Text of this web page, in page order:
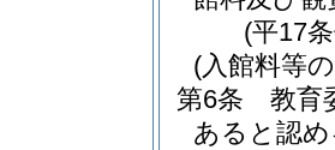
(平17
(入館料等
第6条
教育
あると認